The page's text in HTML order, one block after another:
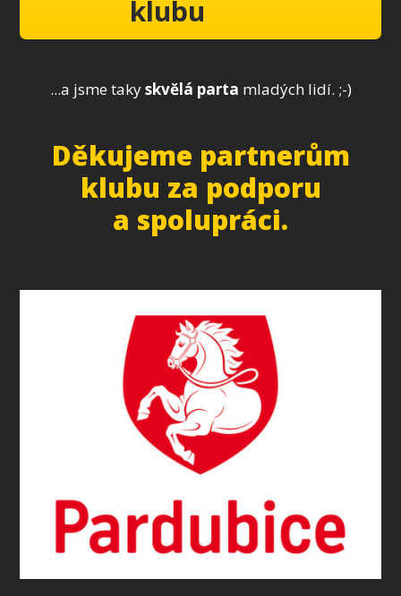
klubu
...a jsme takyskvělá parta mladých lidí. ;-)
Děkujeme partnerům
klubu za podporu
a spolupráci.